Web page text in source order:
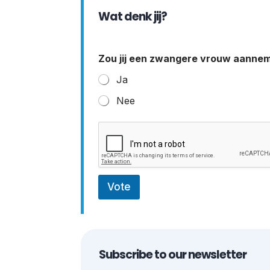
Wat denk jij?
Zou jij een zwangere vrouw
Ja
Nee
Vote
Subscribe to our newsletter